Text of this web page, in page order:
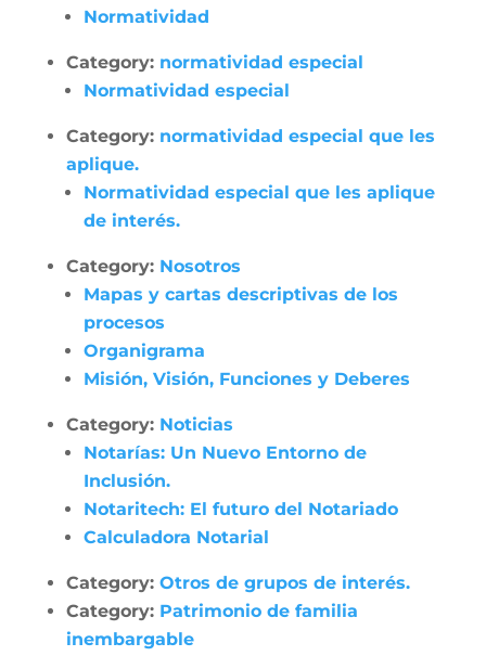
Normatividad
Category: normatividad especial
Normatividad especial
Category: normatividad especial que les
aplique.
Normatividad especial que les aplique
de interés.
Category: Nosotros
Mapas y cartas descriptivas de los
procesos
Organigrama
Misión, Visión, Funciones y Deberes
Category: Noticias
Notarías: Un Nuevo Entorno de
Inclusión.
Notaritech: El futuro del Notariado
Calculadora Notarial
Category: Otros de grupos de interés.
Category: Patrimonio de familia
inembargable